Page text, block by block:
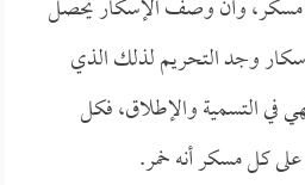
مسكر، وأن وصف الإسكار يحصل
وجد التحريم لذلك الذي
في التسمية والإطلاق، فكل
كل مسكر أنه خمر.